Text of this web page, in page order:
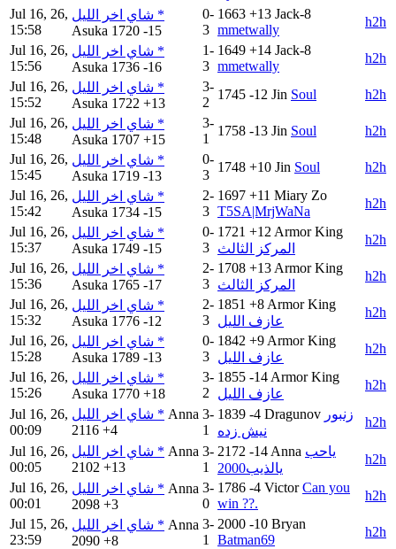
Jul 16, 26,
15:58
شاي اخر الليل *
Asuka 1720 -15
0-
3
1663 +13 Jack-8
mmetwally
h2h
Jul 16, 26,
15:56
شاي اخر الليل *
Asuka 1736 -16
1-
3
1649 +14 Jack-8
mmetwally
h2h
Jul 16, 26,
15:52
شاي اخر الليل *
Asuka 1722 +13
3-
2
1745 -12 Jin Soul
h2h
Jul 16, 26,
15:48
شاي اخر الليل *
Asuka 1707 +15
3-
1
1758 -13 Jin Soul
h2h
Jul 16, 26,
15:45
شاي اخر الليل *
Asuka 1719 -13
0-
3
1748 +10 Jin Soul
h2h
Jul 16, 26,
15:42
شاي اخر الليل *
Asuka 1734 -15
2-
3
1697 +11 Miary Zo
T5SA|MrjWaNa
h2h
Jul 16, 26,
15:37
شاي اخر الليل *
Asuka 1749 -15
0-
3
1721 +12 Armor King
المركز الثالث
h2h
Jul 16, 26,
15:36
شاي اخر الليل *
Asuka 1765 -17
2-
3
1708 +13 Armor King
المركز الثالث
h2h
Jul 16, 26,
15:32
شاي اخر الليل *
Asuka 1776 -12
2-
3
1851 +8 Armor King
عازف الليل
h2h
Jul 16, 26,
15:28
شاي اخر الليل *
Asuka 1789 -13
0-
3
1842 +9 Armor King
عازف الليل
h2h
Jul 16, 26,
15:26
شاي اخر الليل *
Asuka 1770 +18
3-
2
1855 -14 Armor King
عازف الليل
h2h
Jul 16, 26,
00:09
شاي اخر الليل * Anna
2116 +4
3-
1
1839 -4 Dragunov زنبور
نيش زده
h2h
Jul 16, 26,
00:05
شاي اخر الليل * Anna
2102 +13
3-
1
2172 -14 Anna ياحب
يالذيب2000
h2h
Jul 16, 26,
00:01
شاي اخر الليل * Anna
2098 +3
3-
0
1786 -4 Victor Can you
win ??.
h2h
Jul 15, 26,
23:59
شاي اخر الليل * Anna
2090 +8
3-
1
2000 -10 Bryan
Batman69
h2h